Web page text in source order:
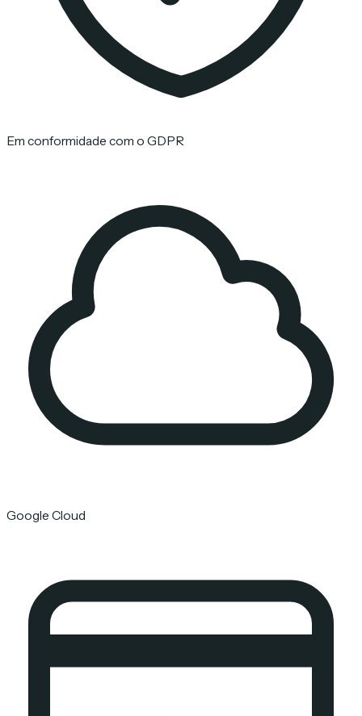
Em conformidade com o GDPR
Google Cloud